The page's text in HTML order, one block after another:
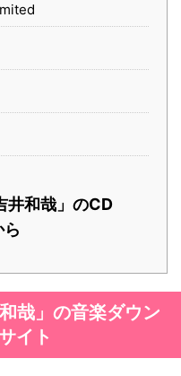
井和哉」のCD
哉」の音楽ダウン
イト